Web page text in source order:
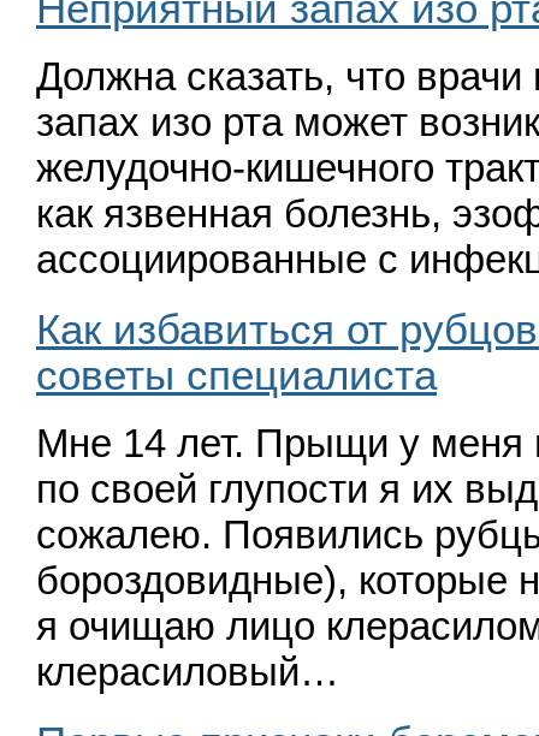
Должна сказать, что
запах изо рта может
желудочно-кишечного
как язвенная болезнь,
ассоциированные с
Как избавиться от
советы специалиста
Мне 14 лет. Прыщи у меня
по своей глупости я их
сожалею. Появились
бороздовидные), которые
я очищаю лицо
клерасиловый…